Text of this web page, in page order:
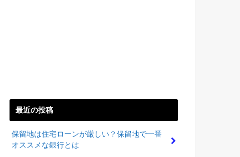
最近の投稿
保留地は住宅ローンが厳しい？保留地で一番
オススメな銀行とは